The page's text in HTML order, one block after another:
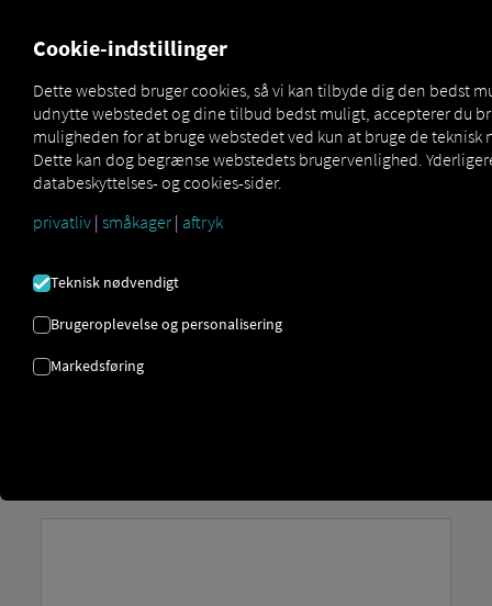
Marketplace Connectors
Webfleet
Connect
How to
(Retrofit)
WEBFLEET
ONBOARDING
Cookie-indstillinger
Dette websted bruger cookies, så vi kan tilbyde dig den bedst
udnytte webstedet og dine tilbud bedst muligt, accepterer du
muligheden for at bruge webstedet ved kun at bruge de teknisk
Dette kan dog begrænse webstedets brugervenlighed.
databeskyttelses- og cookies-sider.
privatliv | småkager | aftryk
Teknisk nødvendigt
Brugeroplevelse og personalisering
Markedsføring